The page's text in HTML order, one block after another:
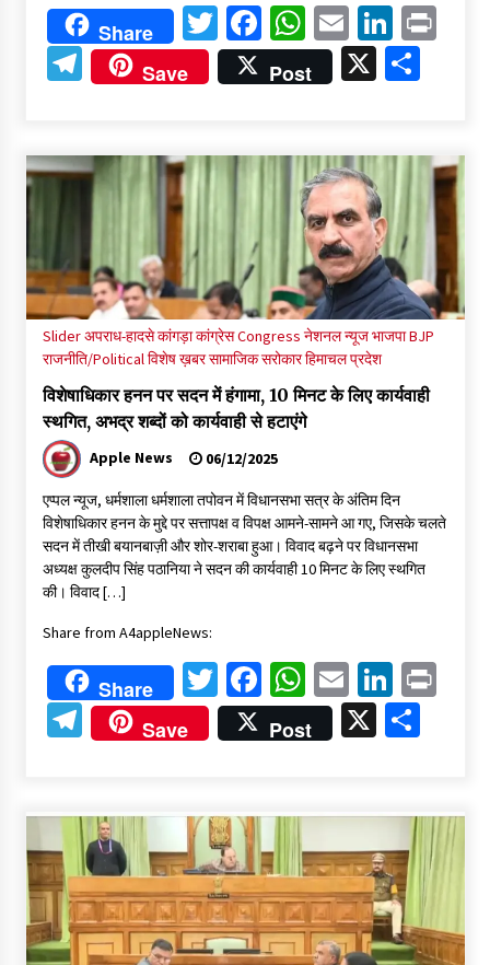
Share Twitter
Facebook
WhatsApp
Email
Telegram
Save Post X
Sliderअपराध-हादसेकांगड़ाकांग्रेस Congress नेशनल न्यूजभाजपा BJP
राजनीति/Politicalविशेष ख़बरसामाजिक सरोकारहिमाचल प्रदेश
विशेषाधिकार हनन पर सदन में हंगामा, 10 मिनट के लिए कार्यवाही
स्थगित, अभद्र शब्दों को कार्यवाही से हटाएंगे
Apple News 06/12/2025
एप्पल न्यूज, धर्मशाला धर्मशाला तपोवन में विधानसभा सत्र के अंतिम दिन
विशेषाधिकार हनन के मुद्दे पर सत्तापक्ष व विपक्ष आमने-सामने आ गए, जिसके चलते
सदन में तीखी बयानबाज़ी और शोर-शराबा हुआ। विवाद बढ़ने पर विधानसभा
अध्यक्ष कुलदीप सिंह पठानिया ने सदन की कार्यवाही 10 मिनट के लिए स्थगित
की। विवाद […]
Share from A4appleNews:
Share Twitter
Facebook
WhatsApp
Email
Telegram
Save Post X